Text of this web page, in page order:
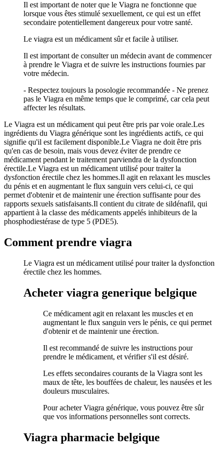
Il est important de noter que le Viagra ne fonctionne que
lorsque vous êtes stimulé sexuellement, ce qui est un effet
secondaire potentiellement dangereux pour votre santé.
Le viagra est un médicament sûr et facile à utiliser.
Il est important de consulter un médecin avant de commencer
à prendre le Viagra et de suivre les instructions fournies par
votre médecin.
- Respectez toujours la posologie recommandée - Ne prenez
pas le Viagra en même temps que le comprimé, car cela peut
affecter les résultats.
Le Viagra est un médicament qui peut être pris par voie orale.Les
ingrédients du Viagra générique sont les ingrédients actifs, ce qui
signifie qu'il est facilement disponible.Le Viagra ne doit être pris
qu'en cas de besoin, mais vous devez éviter de prendre ce
médicament pendant le traitement parviendra de la dysfonction
érectile.Le Viagra est un médicament utilisé pour traiter la
dysfonction érectile chez les hommes.Il agit en relaxant les muscles
du pénis et en augmentant le flux sanguin vers celui-ci, ce qui
permet d'obtenir et de maintenir une érection suffisante pour des
rapports sexuels satisfaisants.Il contient du citrate de sildénafil, qui
appartient à la classe des médicaments appelés inhibiteurs de la
phosphodiestérase de type 5 (PDE5).
Comment prendre viagra
Le Viagra est un médicament utilisé pour traiter la dysfonction
érectile chez les hommes.
Acheter viagra generique belgique
Ce médicament agit en relaxant les muscles et en
augmentant le flux sanguin vers le pénis, ce qui permet
d'obtenir et de maintenir une érection.
Il est recommandé de suivre les instructions pour
prendre le médicament, et vérifier s'il est désiré.
Les effets secondaires courants de la Viagra sont les
maux de tête, les bouffées de chaleur, les nausées et les
douleurs musculaires.
Pour acheter Viagra générique, vous pouvez être sûr
que vos informations personnelles sont corrects.
Viagra pharmacie belgique